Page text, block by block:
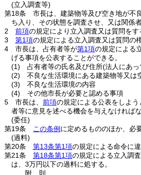
(立入調査等)
第18条
市長は、建築物等及び空き地が不
ち入り、その状態を調査させ、又は関係
2
前項の規定により立入調査又は質問を
3
第1項の規定による立入調査又は質問の
4
市長は、占有者等が第1項の規定による
げる事項を公表することができる。
(1)
占有者等の氏名及び住所(法人にあ
(2)
不良な生活環境にある建築物等又は
(3)
不良な生活環境の内容
(4)
その他市長が必要と認める事項
5
市長は、 前項の規定による公表をしよう
者等に意見を述べる機会を与えなければな
(委任)
第19条
この条例 に定めるもののほか、必
(過料)
第20条
第13条第1項の規定による命令に
第21条
第18条第1項の規定による立入調
は、3万円以下の過料に処する。
附 則